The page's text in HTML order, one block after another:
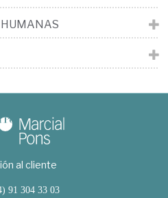
al cliente
91 304 33 03